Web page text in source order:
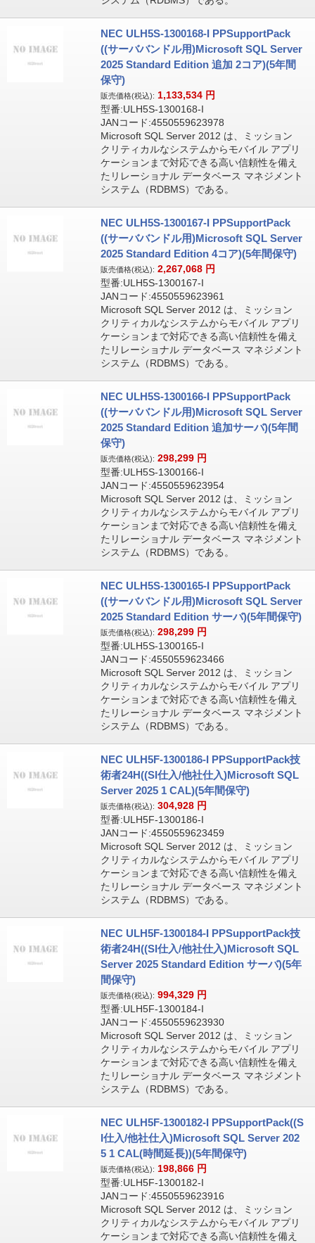
NEC ULH5S-1300168-I PPSupportPack
((サーババンドル用)Microsoft SQL Server
2025 Standard Edition 追加 2コア)(5年間
保守)
販売価格(税込): 1,133,534 円
型番:ULH5S-1300168-I
JANコード:4550559623978
Microsoft SQL Server 2012 は、ミッション
クリティカルなシステムからモバイル アプリ
ケーションまで対応できる高い信頼性を備え
たリレーショナル データベース マネジメント
システム（RDBMS）である。
NEC ULH5S-1300167-I PPSupportPack
((サーババンドル用)Microsoft SQL Server
2025 Standard Edition 4コア)(5年間保守)
販売価格(税込): 2,267,068 円
型番:ULH5S-1300167-I
JANコード:4550559623961
Microsoft SQL Server 2012 は、ミッション
クリティカルなシステムからモバイル アプリ
ケーションまで対応できる高い信頼性を備え
たリレーショナル データベース マネジメント
システム（RDBMS）である。
NEC ULH5S-1300166-I PPSupportPack
((サーババンドル用)Microsoft SQL Server
2025 Standard Edition 追加サーバ)(5年間
保守)
販売価格(税込): 298,299 円
型番:ULH5S-1300166-I
JANコード:4550559623954
Microsoft SQL Server 2012 は、ミッション
クリティカルなシステムからモバイル アプリ
ケーションまで対応できる高い信頼性を備え
たリレーショナル データベース マネジメント
システム（RDBMS）である。
NEC ULH5S-1300165-I PPSupportPack
((サーババンドル用)Microsoft SQL Server
2025 Standard Edition サーバ)(5年間保守)
販売価格(税込): 298,299 円
型番:ULH5S-1300165-I
JANコード:4550559623466
Microsoft SQL Server 2012 は、ミッション
クリティカルなシステムからモバイル アプリ
ケーションまで対応できる高い信頼性を備え
たリレーショナル データベース マネジメント
システム（RDBMS）である。
NEC ULH5F-1300186-I PPSupportPack技
術者24H((SI仕入/他社仕入)Microsoft SQL
Server 2025 1 CAL)(5年間保守)
販売価格(税込): 304,928 円
型番:ULH5F-1300186-I
JANコード:4550559623459
Microsoft SQL Server 2012 は、ミッション
クリティカルなシステムからモバイル アプリ
ケーションまで対応できる高い信頼性を備え
たリレーショナル データベース マネジメント
システム（RDBMS）である。
NEC ULH5F-1300184-I PPSupportPack技
術者24H((SI仕入/他社仕入)Microsoft SQL
Server 2025 Standard Edition サーバ)(5年
間保守)
販売価格(税込): 994,329 円
型番:ULH5F-1300184-I
JANコード:4550559623930
Microsoft SQL Server 2012 は、ミッション
クリティカルなシステムからモバイル アプリ
ケーションまで対応できる高い信頼性を備え
たリレーショナル データベース マネジメント
システム（RDBMS）である。
NEC ULH5F-1300182-I PPSupportPack((S
I仕入/他社仕入)Microsoft SQL Server 202
5 1 CAL(時間延長))(5年間保守)
販売価格(税込): 198,866 円
型番:ULH5F-1300182-I
JANコード:4550559623916
Microsoft SQL Server 2012 は、ミッション
クリティカルなシステムからモバイル アプリ
ケーションまで対応できる高い信頼性を備え